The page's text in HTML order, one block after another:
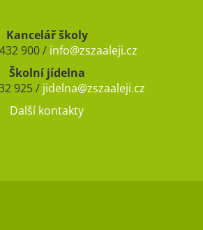
Kancelář školy
900 / info@zszaaleji.cz
Školní jídelna
925 / jidelna@zszaaleji.cz
Další kontakty